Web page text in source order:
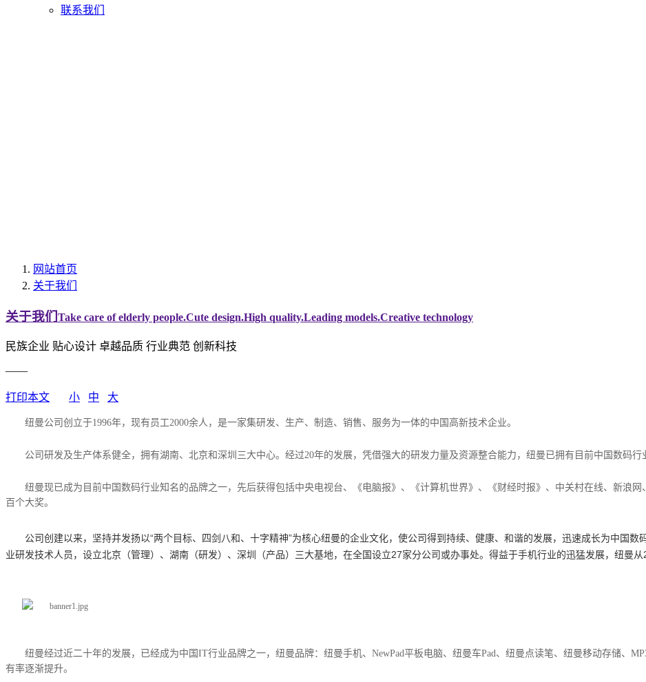
联系我们
网站首页
关于我们
关于我们Take care of elderly people.Cute design.High quality.Leading models.Creative technology
民族企业 贴心设计 卓越品质 行业典范 创新科技
——
打印本文 小 中 大
纽曼公司创立于1996年，现有员工2000余人，是一家集研发、生产、 制造、销售、服务为一体的中国高新技术企业。
公司研发及生产体系健全，拥有湖南、北京和深圳三大中心。经过20年的发展，凭借强大的研发力量及资源整合能力，纽曼已拥有目前中国数码
纽曼现已成为目前中国数码行业知名的品牌之一，先后获得包括中央电视台、《电脑报》、《计算机世界》、《财经时报》、中关村在线、新浪
百个大奖。
公司创建以来，坚持并发扬以“两个目标、四剑八和、十字精神”为核心纽曼的企业文化，使公司得到持续、健康、和谐的发展，迅速成长为中国数
业研发技术人员，设立北京（管理）、湖南 （研发）、 深圳（产品）三大基地，在全国设立27家分公司或办事处。得益于手机行业的迅猛发展，纽曼
纽曼经过近二十年的发展，已经成为中国IT行业品牌之一，纽曼品牌：纽曼手机、 NewPad平板电脑、纽曼车Pad、纽曼点读笔、纽曼移动存储、
有率逐渐提升。